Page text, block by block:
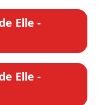
Elle -
Elle -